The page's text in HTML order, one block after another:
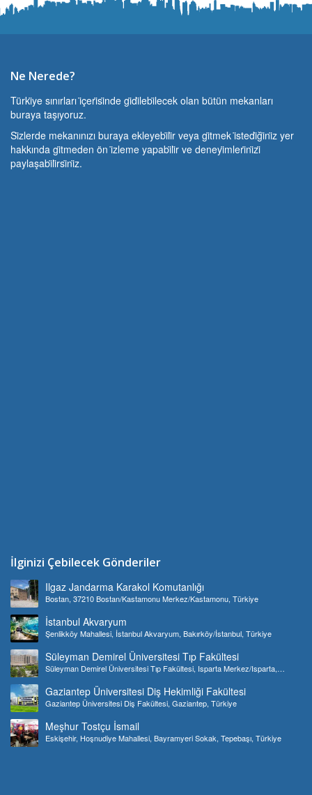
Ne Nerede?
Türki̇ye sınırları i̇çeri̇si̇nde gi̇di̇lebi̇lecek olan bütün mekanları
buraya taşıyoruz.
Si̇zlerde mekanınızı buraya ekleyebi̇li̇r veya gi̇tmek i̇stedi̇ği̇ni̇z yer
hakkında gi̇tmeden ön i̇zleme yapabi̇li̇r ve deneyi̇mleri̇ni̇zi̇
paylaşabi̇li̇rsi̇ni̇z.
İlginizi Çebilecek Gönderiler
Ilgaz Jandarma Karakol Komutanlığı
Bostan, 37210 Bostan/Kastamonu Merkez/Kastamonu, Türkiye
İstanbul Akvaryum
Şenlikköy Mahallesi, İstanbul Akvaryum, Bakırköy/İstanbul, Türkiye
Süleyman Demirel Üniversitesi Tıp Fakültesi
Süleyman Demirel Üniversitesi Tıp Fakültesi, Isparta Merkez/Isparta,
Gaziantep Üniversitesi Diş Hekimliği Fakültesi
Gaziantep Üniversitesi Diş Fakültesi, Gaziantep, Türkiye
Meşhur Tostçu İsmail
Eskişehir, Hoşnudiye Mahallesi, Bayramyeri Sokak, Tepebaşı, Türkiye